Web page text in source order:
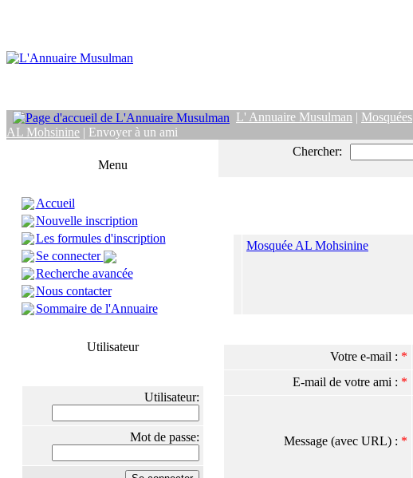
L' Annuaire Musulman | Mosquées
AL Mohsinine | Envoyer à un ami
Menu
Accueil
Nouvelle inscription
Les formules d'inscription
Se connecter
Recherche avancée
Nous contacter
Sommaire de l'Annuaire
Utilisateur
Utilisateur:
Mot de passe:
Chercher:
Mosquée AL Mohsinine
Votre e-mail : *
E-mail de votre ami : *
Message (avec URL) : *